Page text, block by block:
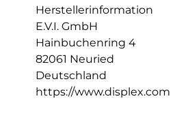
Herstellerinformation
E.V.I. GmbH
Hainbuchenring 4
82061 Neuried
Deutschland
https://www.displex.com